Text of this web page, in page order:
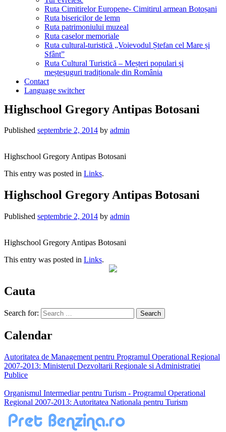
Ruta Cimitirelor Europene- Cimitirul armean Botoșani
Ruta bisericilor de lemn
Ruta patrimoniului muzeal
Ruta caselor memoriale
Ruta cultural-turistică „Voievodul Ștefan cel Mare și
Sfânt”
Ruta Cultural Turistică – Meșteri populari și
meșteșuguri tradiționale din România
Contact
Language switcher
Highschool Gregory Antipas Botosani
Published septembrie 2, 2014 by admin
Highschool Gregory Antipas Botosani
This entry was posted in Links.
Highschool Gregory Antipas Botosani
Published septembrie 2, 2014 by admin
Highschool Gregory Antipas Botosani
This entry was posted in Links.
Cauta
Search for:
Calendar
Autoritatea de Management pentru Programul Operational Regional
2007-2013: Ministerul Dezvoltarii Regionale si Administratiei
Publice
Organismul Intermediar pentru Turism - Programul Operational
Regional 2007-2013: Autoritatea Nationala pentru Turism